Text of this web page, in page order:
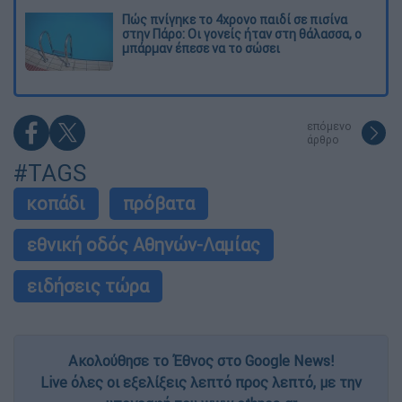
Πώς πνίγηκε το 4χρονο παιδί σε πισίνα
στην Πάρο: Οι γονείς ήταν στη θάλασσα, ο
μπάρμαν έπεσε να το σώσει
επόμενο
άρθρο
#TAGS
κοπάδι
πρόβατα
εθνική οδός Αθηνών-Λαμίας
ειδήσεις τώρα
Ακολούθησε το Έθνος στο Google News!
Live όλες οι εξελίξεις λεπτό προς λεπτό, με την